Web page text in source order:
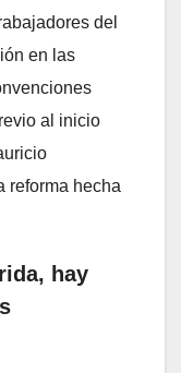
del
en las
al inicio
reforma hecha
hay